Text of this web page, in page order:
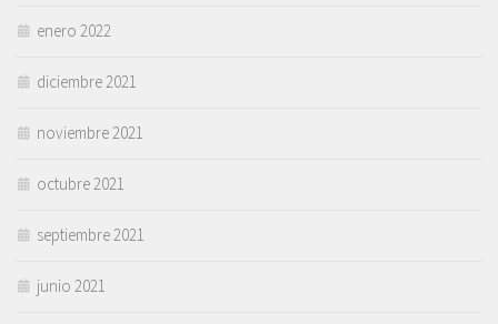
enero 2022
diciembre 2021
noviembre 2021
octubre 2021
septiembre 2021
junio 2021